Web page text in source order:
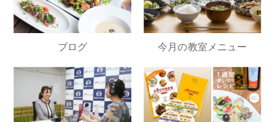
ブログ 今月の教室メニュー